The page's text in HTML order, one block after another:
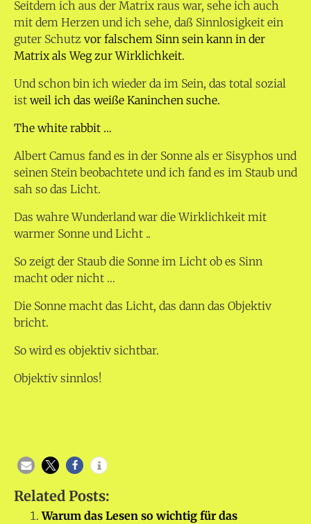
Seitdem ich aus der Matrix raus war, sehe ich auch
mit dem Herzen und ich sehe, daß Sinnlosigkeit ein
guter Schutz vor falschem Sinn sein kann in der
Matrix als Weg zur Wirklichkeit.
Und schon bin ich wieder da im Sein, das total sozial
ist weil ich das weiße Kaninchen suche.
The white rabbit …
Albert Camus fand es in der Sonne als er Sisyphos und
seinen Stein beobachtete und ich fand es im Staub und
sah so das Licht.
Das wahre Wunderland war die Wirklichkeit mit
warmer Sonne und Licht ..
So zeigt der Staub die Sonne im Licht ob es Sinn
macht oder nicht …
Die Sonne macht das Licht, das dann das Objektiv
bricht.
So wird es objektiv sichtbar.
Objektiv sinnlos!
Related Posts:
Warum das Lesen so wichtig für das